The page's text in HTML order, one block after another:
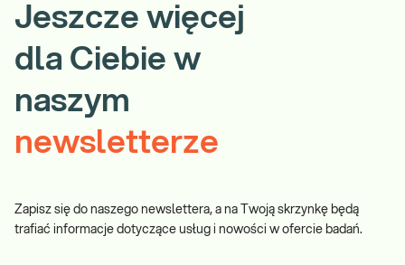
Jeszcze więcej
dla Ciebie w
naszym
newsletterze
Zapisz się do naszego newslettera, a na Twoją skrzynkę będą
trafiać informacje dotyczące usług i nowości w ofercie badań.